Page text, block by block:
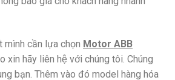
mình cần lựa chọn Motor ABB
xin hãy liên hệ với chúng tôi. Chúng
bạn. Thêm vào đó model hàng hóa